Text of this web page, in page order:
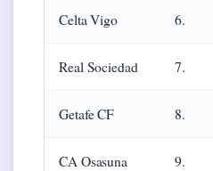
Celta Vigo 6.
Real Sociedad 7.
Getafe CF 8.
CA Osasuna 9.